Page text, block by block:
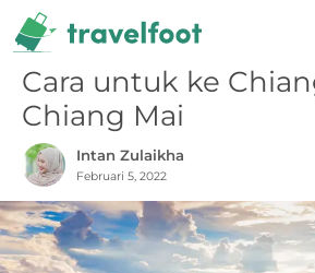
Skip
to
content
Cara untuk ke
Chiang Mai
Intan Zulaikha
Februari 5, 2022